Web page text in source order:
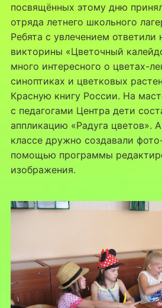
посвящённых этому дню
отряда летнего школьного
Ребята с увлечением ответили
викторины «Цветочный
много интересного о цветах-
синоптиках и цветковых
Красную книгу России. На
с педагогами Центра дети
аппликацию «Радуга цветов».
классе дружно создавали
помощью программы
изображения.